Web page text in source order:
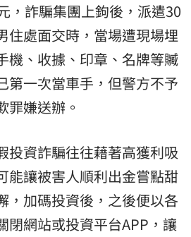
，詐騙集團上鉤後，派遣30
住處面交時，當場遭現場埋
機、收據、印章、名牌等贓
第一次當車手，但警方不予
罪嫌送辦。
投資詐騙往往藉著高獲利吸
能讓被害人順利出金嘗點甜
，加碼投資後，之後便以各
閉網站或投資平台APP，讓